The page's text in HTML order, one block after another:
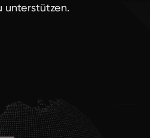
unterstützen.